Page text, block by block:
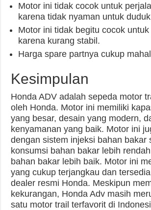
Motor ini tidak cocok untuk
karena tidak nyaman untuk
Motor ini tidak begitu cocok
karena kurang stabil.
Harga spare partnya cukup
Kesimpulan
Honda ADV adalah sepeda motor
oleh Honda. Motor ini memiliki
yang besar, desain yang modern,
kenyamanan yang baik. Motor ini
dengan sistem injeksi bahan bakar
konsumsi bahan bakar lebih
bahan bakar lebih baik. Motor ini
yang cukup terjangkau dan
dealer resmi Honda. Meskipun
kekurangan, Honda Adv masih
satu motor trail terfavorit di